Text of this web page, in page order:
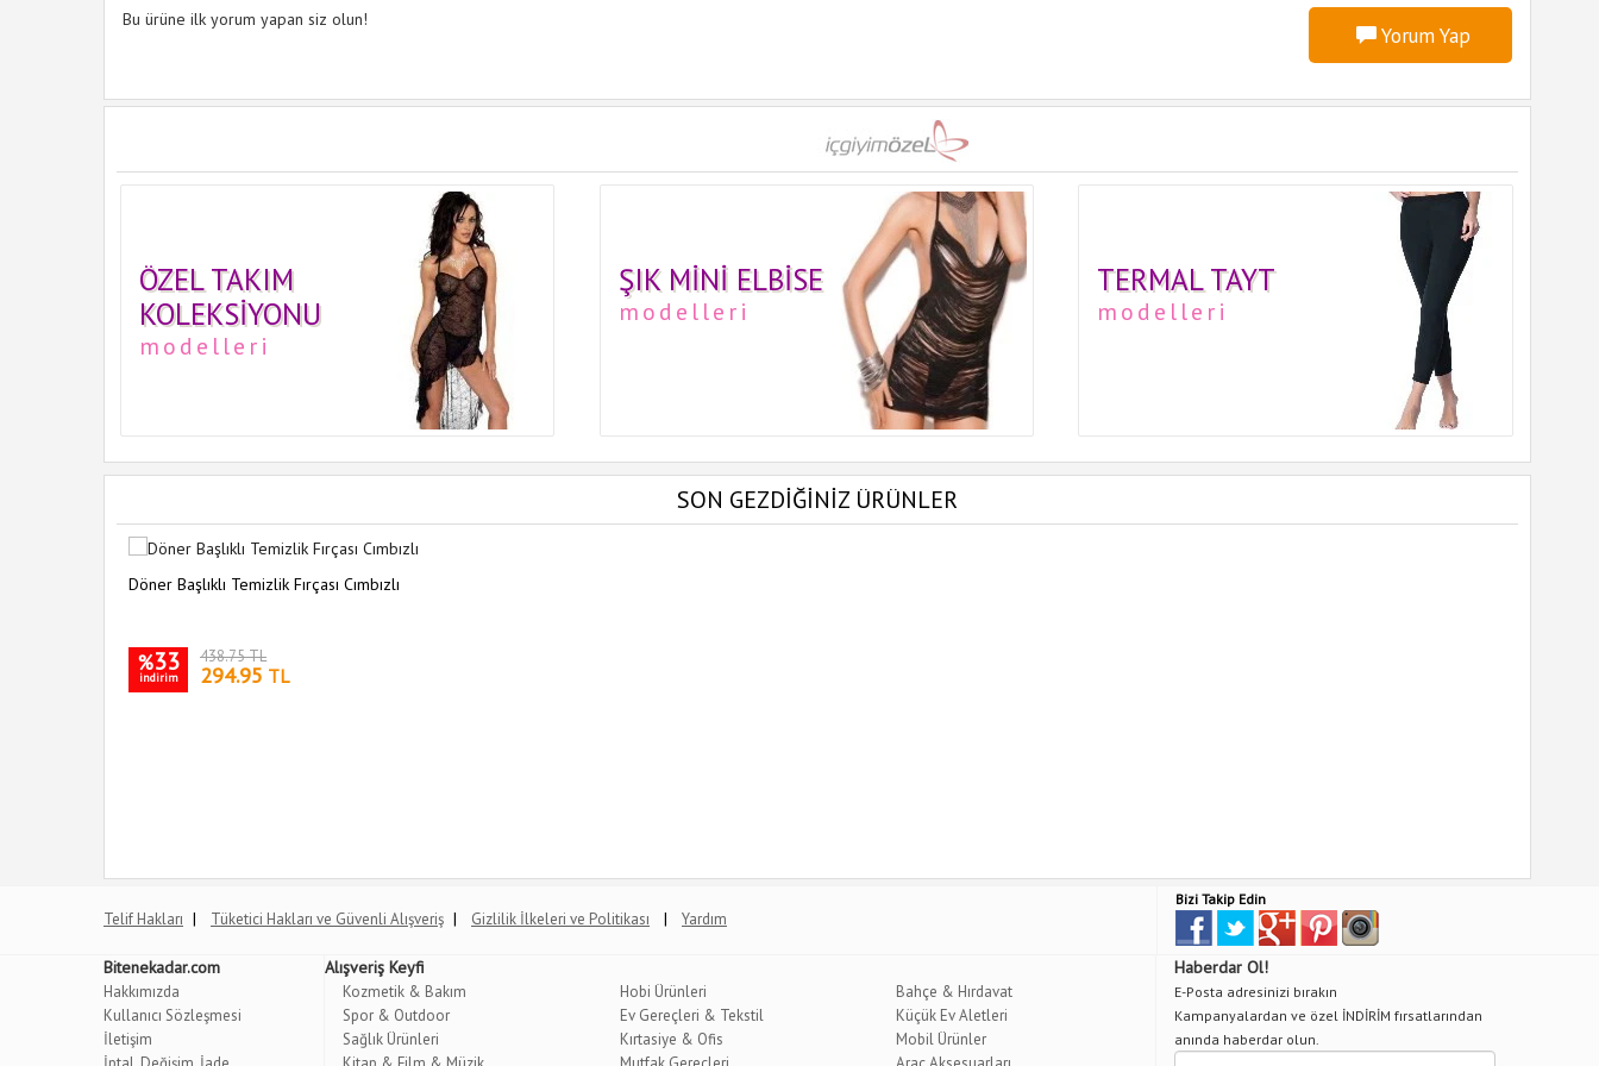
Bu ürüne ilk yorum yapan siz olun!
Yorum Yap
ÖZEL TAKIM
KOLEKSIYONU
modelleri
ŞIK MINI ELBISE
modelleri
TERMAL TAYT
modelleri
SON GEZDİĞİNİZ ÜRÜNLER
Döner Başlıklı Temizlik Fırçası Cımbızlı
%33
indirim
438.75 TL
294.95 TL
Telif Hakları | Tüketici Hakları ve Güvenli Alışveriş | Gizlilik İlkeleri ve Politikası | Yardım
Bizi Takip Edin
Bitenekadar.com
Hakkımızda
Kullanıcı Sözleşmesi
İletişim
Alışveriş Keyfi
Kozmetik & Bakım
Spor & Outdoor
Sağlık Ürünleri
Hobi Ürünleri
Ev Gereçleri & Tekstil
Kırtasiye & Ofis
Bahçe & Hırdavat
Küçük Ev Aletleri
Mobil Ürünler
Haberdar Ol!
E-Posta adresinizi bırakın
Kampanyalardan ve özel İNDİRİM fırsatlarından
anında haberdar olun.